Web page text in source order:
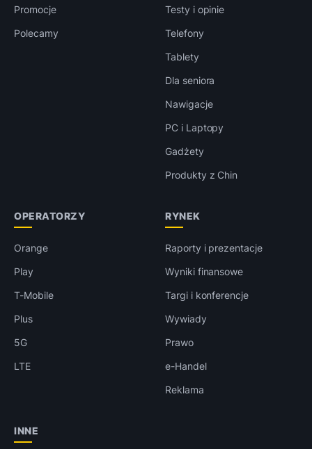
Promocje
Polecamy
Testy i opinie
Telefony
Tablety
Dla seniora
Nawigacje
PC i Laptopy
Gadżety
Produkty z Chin
OPERATORZY
Orange
Play
T-Mobile
Plus
5G
LTE
RYNEK
Raporty i prezentacje
Wyniki finansowe
Targi i konferencje
Wywiady
Prawo
e-Handel
Reklama
INNE